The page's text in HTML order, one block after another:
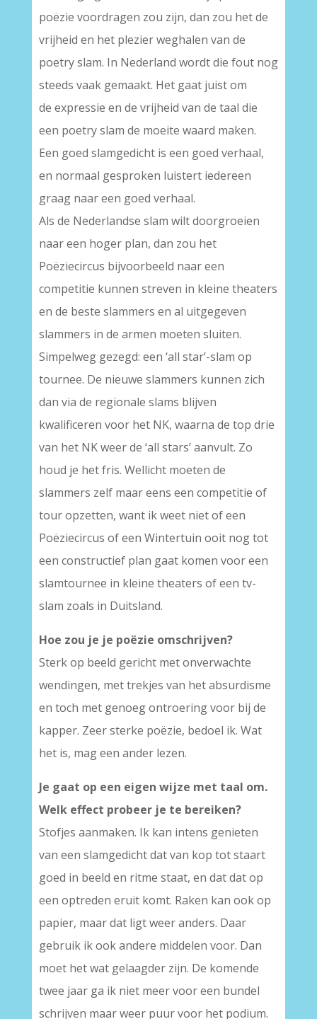
poëzie voordragen zou zijn, dan zou het de
vrijheid en het plezier weghalen van de
poetry slam. In Nederland wordt die fout nog
steeds vaak gemaakt. Het gaat juist om
de expressie en de vrijheid van de taal die
een poetry slam de moeite waard maken.
Een goed slamgedicht is een goed verhaal,
en normaal gesproken luistert iedereen
graag naar een goed verhaal.
Als de Nederlandse slam wilt doorgroeien
naar een hoger plan, dan zou het
Poëziecircus bijvoorbeeld naar een
competitie kunnen streven in kleine theaters
en de beste slammers en al uitgegeven
slammers in de armen moeten sluiten.
Simpelweg gezegd: een ‘all star’-slam op
tournee. De nieuwe slammers kunnen zich
dan via de regionale slams blijven
kwalificeren voor het NK, waarna de top drie
van het NK weer de ‘all stars’ aanvult. Zo
houd je het fris. Wellicht moeten de
slammers zelf maar eens een competitie of
tour opzetten, want ik weet niet of een
Poëziecircus of een Wintertuin ooit nog tot
een constructief plan gaat komen voor een
slamtournee in kleine theaters of een tv-
slam zoals in Duitsland.
Hoe zou je je poëzie omschrijven?
Sterk op beeld gericht met onverwachte
wendingen, met trekjes van het absurdisme
en toch met genoeg ontroering voor bij de
kapper. Zeer sterke poëzie, bedoel ik. Wat
het is, mag een ander lezen.
Je gaat op een eigen wijze met taal om.
Welk effect probeer je te bereiken?
Stofjes aanmaken. Ik kan intens genieten
van een slamgedicht dat van kop tot staart
goed in beeld en ritme staat, en dat dat op
een optreden eruit komt. Raken kan ook op
papier, maar dat ligt weer anders. Daar
gebruik ik ook andere middelen voor. Dan
moet het wat gelaagder zijn. De komende
twee jaar ga ik niet meer voor een bundel
schrijven maar weer puur voor het podium.